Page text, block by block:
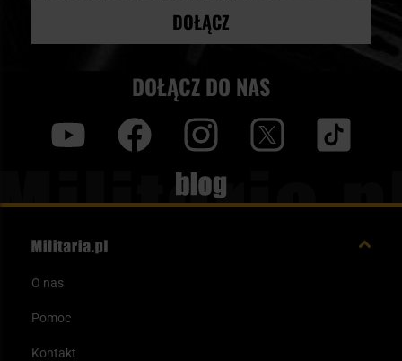
DOŁĄCZ
DOŁĄCZ DO NAS
Blog
O nas
Pomoc
Kontakt